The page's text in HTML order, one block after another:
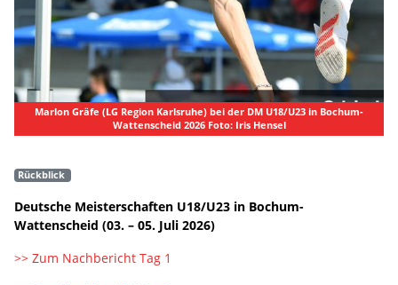
Marlon Gräfe (LG Region Karlsruhe) bei der DM U18/U23 in Bochum-
Wattenscheid 2026 Foto: Iris Hensel
Rückblick
Deutsche Meisterschaften U18/U23 in Bochum-
Wattenscheid (03. – 05. Juli 2026)
>> Zum Nachbericht Tag 1